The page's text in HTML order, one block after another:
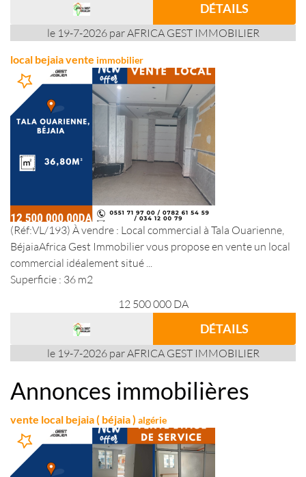
DÉTAILS
le 19-7-2026 par AFRICA GEST IMMOBILIER
local bejaia vente immobilier
(Réf:VL/193) À vendre : Local commercial à Tala Ouarienne,
BéjaiaAfrica Gest Immobilier vous propose en vente un local
commercial idéalement situé ...
Superficie : 36 m2
12 500 000 DA
DÉTAILS
le 19-7-2026 par AFRICA GEST IMMOBILIER
Annonces immobilières
vente local bejaia ( béjaia ) algérie